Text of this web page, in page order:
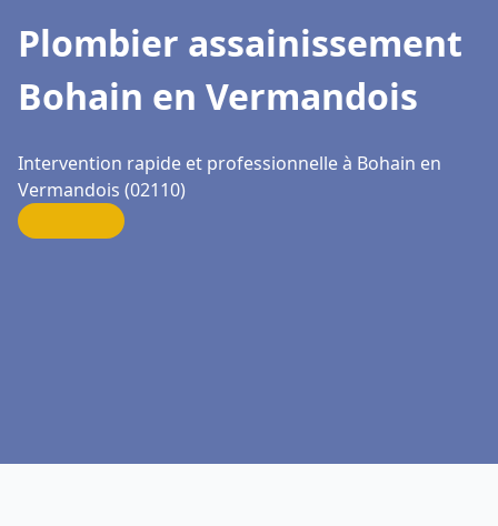
Plombier assainissement
Bohain en Vermandois
Intervention rapide et professionnelle à Bohain en
Vermandois (02110)